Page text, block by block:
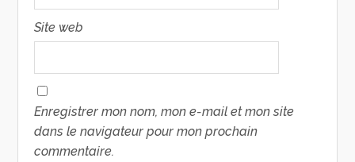
Site web
Enregistrer mon nom, mon e-mail et mon site
dans le navigateur pour mon prochain
commentaire.